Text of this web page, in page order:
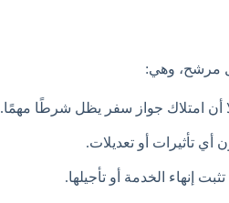
مرشح، وهي:
أن امتلاك جواز سفر يظل شرطًا مهمًا.
إنهاء الخدمة أو تأجيلها.